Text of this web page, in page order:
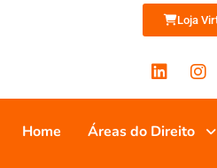
Loja
Home Áreas do Direito